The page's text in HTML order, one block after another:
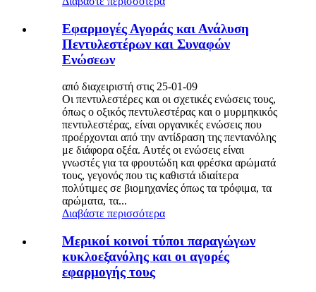
Εφαρμογές Αγοράς και Ανάλυση
Πεντυλεστέρων και Συναφών
Ενώσεων
από διαχειριστή στις 25-01-09
Οι πεντυλεστέρες και οι σχετικές ενώσεις τους,
όπως ο οξικός πεντυλεστέρας και ο μυρμηκικός
πεντυλεστέρας, είναι οργανικές ενώσεις που
προέρχονται από την αντίδραση της πεντανόλης
με διάφορα οξέα. Αυτές οι ενώσεις είναι
γνωστές για τα φρουτώδη και φρέσκα αρώματά
τους, γεγονός που τις καθιστά ιδιαίτερα
πολύτιμες σε βιομηχανίες όπως τα τρόφιμα, τα
αρώματα, τα...
Διαβάστε περισσότερα
Μερικοί κοινοί τύποι παραγώγων
κυκλοεξανόλης και οι αγορές
εφαρμογής τους